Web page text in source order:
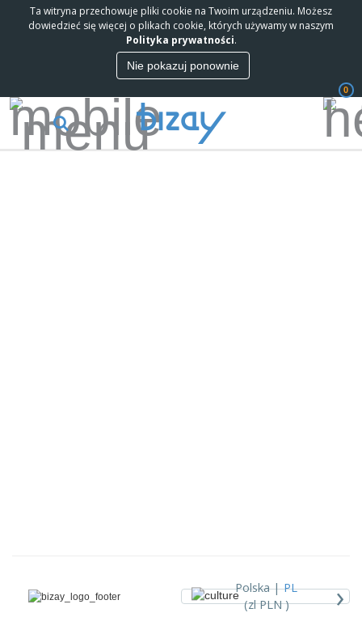
Ta witryna przechowuje pliki cookie na Twoim urządzeniu. Możesz
dowiedzieć się więcej o plikach cookie, których używamy w naszym
Polityka prywatności.
Nie pokazuj ponownie
0
Polska |PL
(zl PLN )
›